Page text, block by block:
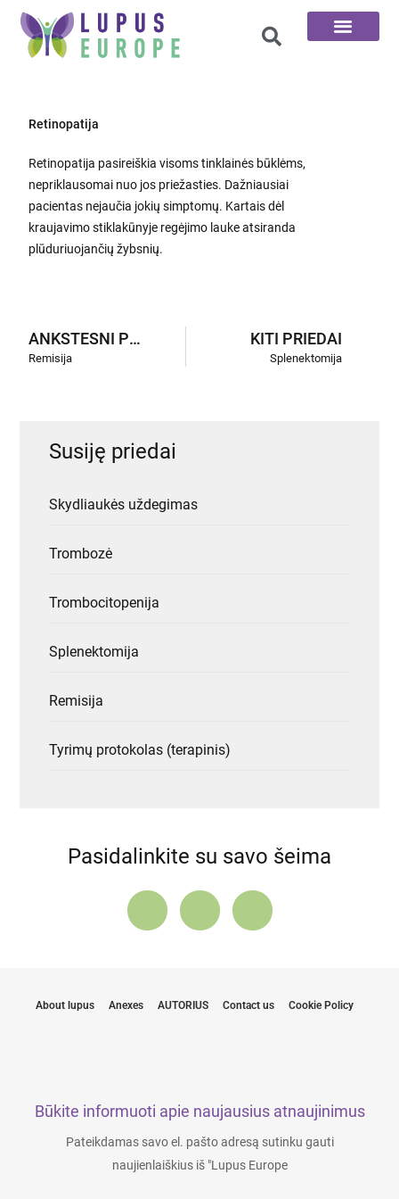
Retinopatija
Retinopatija pasireiškia visoms tinklainės būklėms,
nepriklausomai nuo jos priežasties. Dažniausiai
pacientas nejaučia jokių simptomų. Kartais dėl
kraujavimo stiklakūnyje regėjimo lauke atsiranda
plūduriuojančių žybsnių.
ANKSTESNI PRIEDAI
Remisija
KITI PRIEDAI
Splenektomija
Susiję priedai
Skydliaukės uždegimas
Trombozė
Trombocitopenija
Splenektomija
Remisija
Tyrimų protokolas (terapinis)
Pasidalinkite su savo šeima
About lupus Anexes AUTORIUS Contact us Cookie Policy
Būkite informuoti apie naujausius atnaujinimus
Pateikdamas savo el. pašto adresą sutinku gauti
naujienlaiškius iš "Lupus Europe